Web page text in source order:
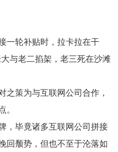
一轮补贴时，拉卡拉在干
与老二掐架，老三死在沙滩
之策为与互联网公司合作，
。
，毕竟诸多互联网公司拼接
回颓势，但也不至于沦落如